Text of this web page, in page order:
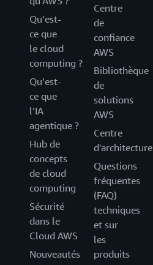
Qu’est-
ce que
le cloud
computing ?
Qu’est-
ce que
l’IA
agentique ?
Hub de
concepts
de cloud
computing
Sécurité
dans le
Cloud AWS
Nouveautés
Centre
de
confiance
AWS
Bibliothèque
de
solutions
AWS
Centre
d'architecture
Questions
fréquentes
(FAQ)
techniques
et sur
les
produits